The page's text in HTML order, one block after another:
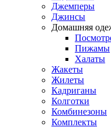
Джемперы
Джинсы
Домашняя
Пижамы
Халаты
Жакеты
Жилеты
Кадриганы
Колготки
Комбинезоны
Комплекты